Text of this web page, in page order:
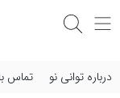
درباره توانی نو تماس